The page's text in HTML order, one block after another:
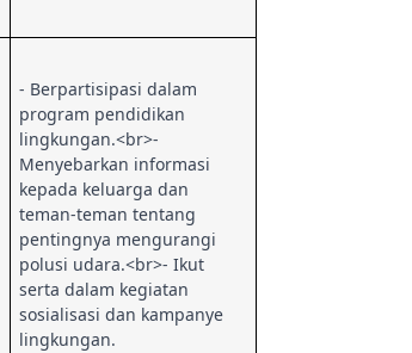
- Berpartisipasi dalam
program pendidikan
lingkungan.<br>-
Menyebarkan informasi
kepada keluarga dan
teman-teman tentang
pentingnya mengurangi
polusi udara.<br>- Ikut
serta dalam kegiatan
sosialisasi dan kampanye
lingkungan.